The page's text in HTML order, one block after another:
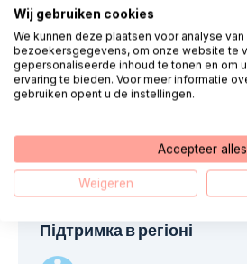
Цифрова безпека
Підтвердження
поштою
Підтримка в регіоні
Wij gebruiken cookies
We kunnen deze plaatsen voor analyse van
bezoekersgegevens, om onze website te
gepersonaliseerde inhoud te tonen en om
ervaring te bieden. Voor meer informatie
gebruiken opent u de instellingen.
Accepteer alles
Weigeren